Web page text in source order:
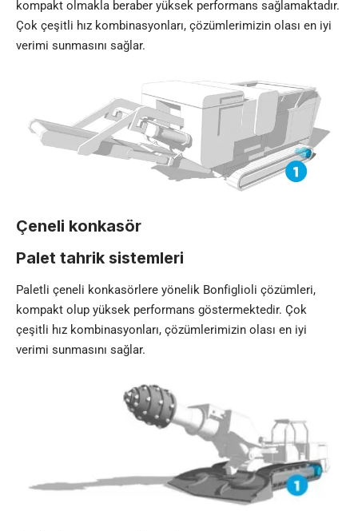
kompakt olmakla beraber yüksek performans sağlamaktadır.
Çok çeşitli hız kombinasyonları, çözümlerimizin olası en iyi
verimi sunmasını sağlar.
Çeneli konkasör
Palet tahrik sistemleri
Paletli çeneli konkasörlere yönelik Bonfiglioli çözümleri,
kompakt olup yüksek performans göstermektedir. Çok
çeşitli hız kombinasyonları, çözümlerimizin olası en iyi
verimi sunmasını sağlar.